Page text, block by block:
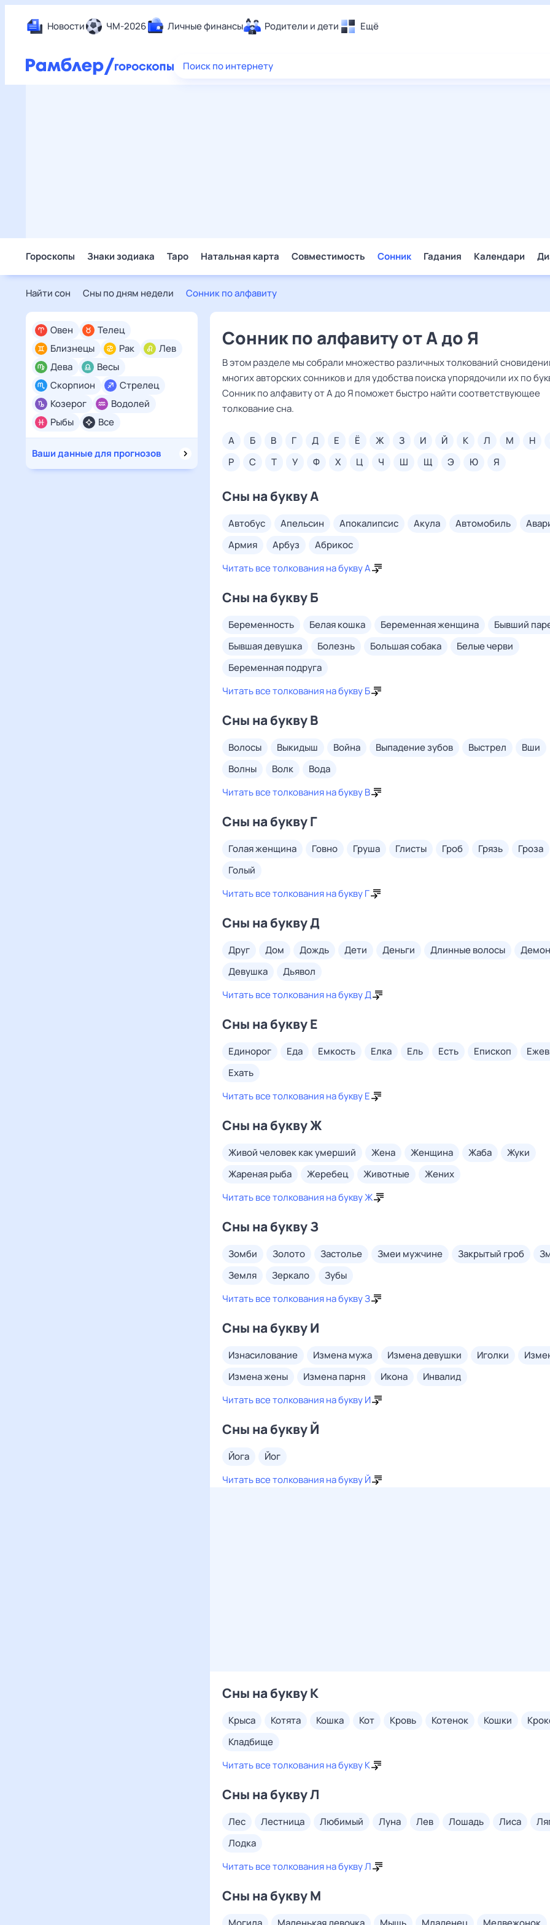
Новости ЧМ-2026 Личные финансы Родители и дети Ещё
Еда
Поиск по интернету
Гороскопы Знаки зодиака Таро Натальная карта Совместимость Сонник Гадания Календари
Найти сон Сны по дням недели Сонник по алфавиту
Все
Овен
Телец
Близнецы
Рак
Лев
Дева
Весы
Скорпион
Стрелец
Козерог
Водолей
Рыбы
Ваши данные для прогнозов
Сонник по алфавиту от А до Я
В этом разделе мы собрали множество различных толкований
многих авторских сонников и для удобства поиска упорядочили их по
Сонник по алфавиту от А до Я поможет быстро найти соответствующее
толкование сна.
а б в г д е ё ж з и й к л м н
р
с т у ф х ц ч ш щ э ю я
Сны на букву А
автобус апельсин апокалипсис акула автомобиль
армия
арбуз
абрикос
Читать все толкования на букву А
Сны на букву Б
беременность белая кошка беременная женщина
бывший
бывшая девушка
болезнь большая собака
белые черви
беременная подруга
Читать все толкования на букву Б
Сны на букву В
волосы выкидыш война выпадение зубов выстрел
вши
волны
волк
вода
Читать все толкования на букву В
Сны на букву Г
голая женщина говно груша глисты гроб грязь гроза
голый
Читать все толкования на букву Г
Сны на букву Д
друг дом дождь дети деньги длинные волосы
демон
девушка
дьявол
Читать все толкования на букву Д
Сны на букву Е
единорог еда емкость елка ель есть епископ
ехать
Читать все толкования на букву Е
Сны на букву Ж
живой человек как умерший жена женщина жаба
жуки
жареная рыба
жеребец животные
жених
Читать все толкования на букву Ж
Сны на букву З
зомби золото застолье змеи мужчине закрытый гроб
земля
зеркало
зубы
Читать все толкования на букву З
Сны на букву И
изнасилование измена мужа измена девушки иголки
измена жены
измена парня икона
инвалид
Читать все толкования на букву И
Сны на букву Й
йога
йог
Читать все толкования на букву Й
Сны на букву К
крыса котята кошка кот кровь котенок кошки
кладбище
Читать все толкования на букву К
Сны на букву Л
лес лестница любимый луна лев лошадь лиса
лодка
Читать все толкования на букву Л
Сны на букву М